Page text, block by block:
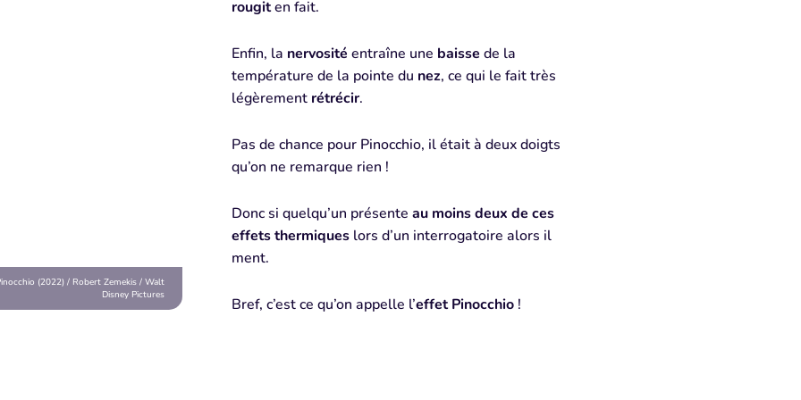
(2022) / Robert Zemekis / Walt
Disney Pictures
rougiten fait.
Enfin, la nervosité entraîne une baisse de la
température de la pointe du nez, ce qui le fait très
légèrement rétrécir.
Pas de chance pour Pinocchio, il était à deux doigts
qu’on ne remarque rien !
Donc si quelqu’un présente au moins deux de ces
effets thermiques lors d’un interrogatoire alors il
ment.
Bref, c’est ce qu’on appelle l’effet Pinocchio !